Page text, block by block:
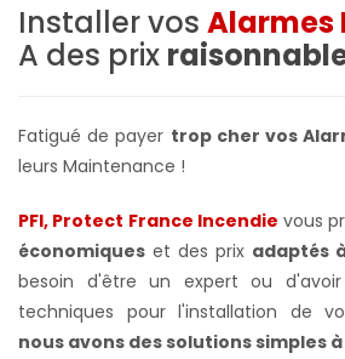
Installer vos Alarmes
A des prix
Fatigué de payer trop cher vos
leurs Maintenance !
PFI, Protect France Incendie vous
économiques et des prix adaptés
besoin d'être un expert ou d'avoir
techniques pour l'installation de
nous avons des solutions simples